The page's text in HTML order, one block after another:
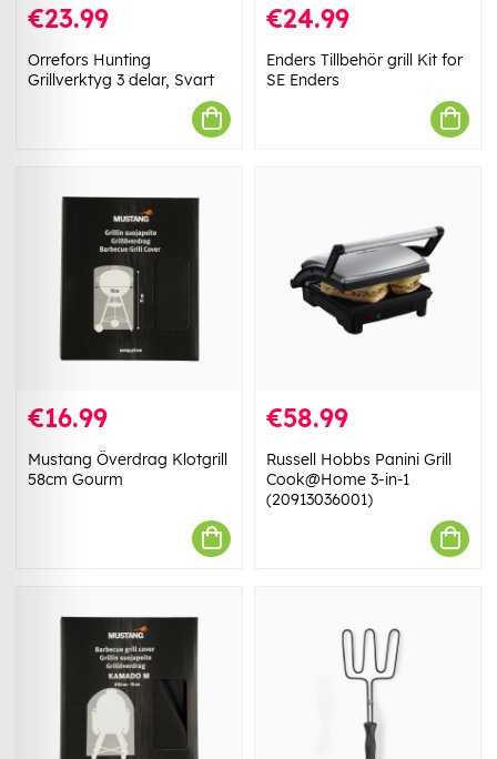
€23.99
Orrefors Hunting
Grillverktyg 3 delar, Svart
€24.99
Enders Tillbehör grill Kit for
SE Enders
€16.99
Mustang Överdrag Klotgrill
58cm Gourm
€58.99
Russell Hobbs Panini Grill
Cook@Home 3-in-1
(20913036001)